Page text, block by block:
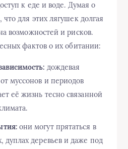
к еде и воде. Думая о
для этих лягушек долгая
возможностей и рисков.
фактов о их обитании:
дождевая
муссонов и периодов
её жизнь тесно связанной
они могут прятаться в
дуплах деревьев и даже под